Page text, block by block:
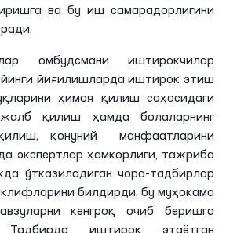
ва бу иш самарадорлигини
омбудсмани иштирокчилар
йиғилишларда иштирок этиш
ҳимоя қилиш соҳасидаги
жалб қилиш ҳамда болаларнинг
қонуний манфаатларини
экспертлар ҳамкорлиги, тажриба
ўтказиладиган чора-тадбирлар
билдирди, бу муҳокама
кенгроқ очиб беришга